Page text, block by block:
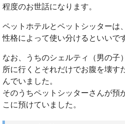
程度のお世話になります。
ペットホテルとペットシッターは
性格によって使い分けるといいで
なお、うちのシェルティ（男の子
所に行くとそれだけでお腹を壊す
んでいました。
そのうちペットシッターさんが預
こに預けていました。